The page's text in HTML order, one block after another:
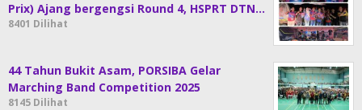
Prix) Ajang bergengsi Round 4, HSPRT DTN…
8401 Dilihat
44 Tahun Bukit Asam, PORSIBA Gelar
Marching Band Competition 2025
8145 Dilihat